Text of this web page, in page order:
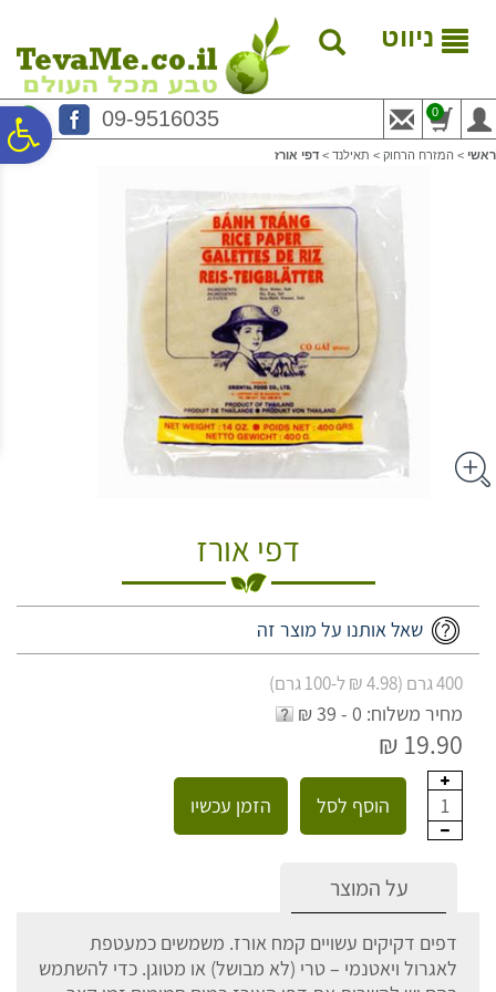
נגישות
המרכזי
ניווט
09-9516035 0
ראשי > המזרח הרחוק > תאילנד > דפי אורז
דפי אורז
שאל אותנו על מוצר זה
400 גרם (4.98 ₪ ל-100 גרם)
מחיר משלוח: 0 - 39 ₪
19.90 ₪
1 הוסף לסל הזמן עכשיו
על המוצר
דפים דקיקים עשויים קמח אורז. משמשים כמעטפת
לאגרול ויאטנמי – טרי (לא מבושל) או מטוגן. כדי להשתמש